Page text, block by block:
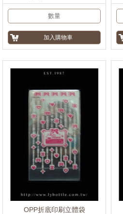
OPP折底印刷立體袋